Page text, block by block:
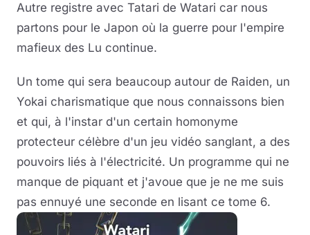
Autre registre avec Tatari de Watari car nous
partons pour le Japon où la guerre pour l'empire
mafieux des Lu continue.
Un tome qui sera beaucoup autour de Raiden, un
Yokai charismatique que nous connaissons bien
et qui, à l'instar d'un certain homonyme
protecteur célèbre d'un jeu vidéo sanglant, a des
pouvoirs liés à l'électricité. Un programme qui ne
manque de piquant et j'avoue que je ne me suis
pas ennuyé une seconde en lisant ce tome 6.